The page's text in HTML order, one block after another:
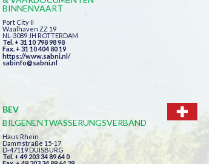
BINNENVAART
Port City II
Waalhaven ZZ 19
NL-3089 JH ROTTERDAM
Tel. + 31 10 798 98 98
Fax. + 31 10 404 80 19
https://www.sabni.nl/
sabinfo@sabni.nl
BEV
BILGENENTWÄSSERUNGSVERBAND
Haus Rhein
Dammstraße 15-17
D-47119 DUISBURG
Tel. + 49 203 34 89 64 0